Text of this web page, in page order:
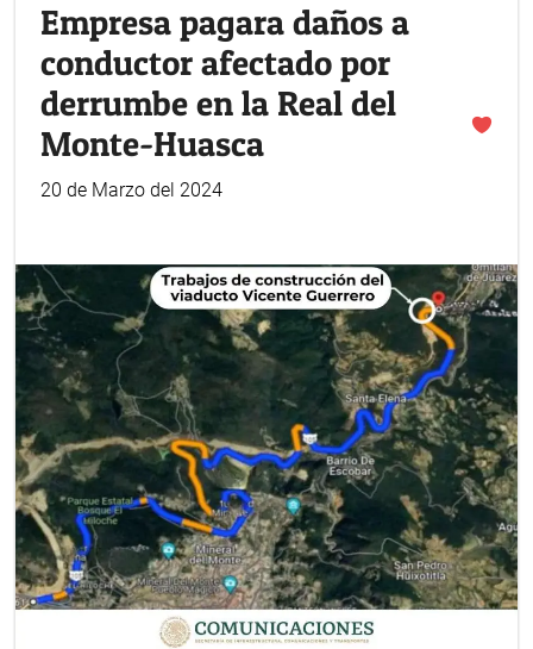
Empresa pagara daños a
conductor afectado por
derrumbe en la Real del
Monte-Huasca
20 de Marzo del 2024